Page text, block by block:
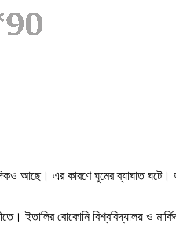
আছে। এর কারণে ঘুমের ব্যাঘাত
বোকোনি বিশ্ববিদ্যালয় ও